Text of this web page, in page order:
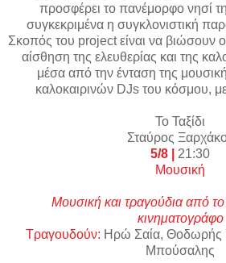
προσφέρει το πανέμορφο νησί
συγκεκριμένα η συγκλονιστική
Σκοπός του project είναι να βιώσουν
αίσθηση της ελευθερίας και της
μέσα από την ένταση της
καλοκαιρινών DJs του κόσμου,
Το Ταξίδι
Σταύρος
5/8 | 21:30
Μουσική
Μουσική και τραγούδια από το
κινηματογράφο
Τραγουδούν: Ηρώ Σαία, Θοδωρής
Μπούσαλης